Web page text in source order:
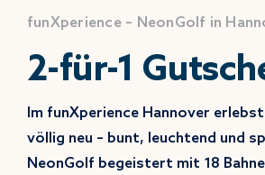
funXperience – NeonGolf in
2-für-1
Im funXperience Hannover
völlig neu – bunt, leuchtend und
NeonGolf begeistert mit 18